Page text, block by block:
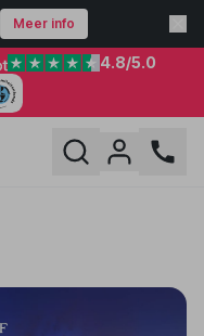
Meer info
4.8/5.0